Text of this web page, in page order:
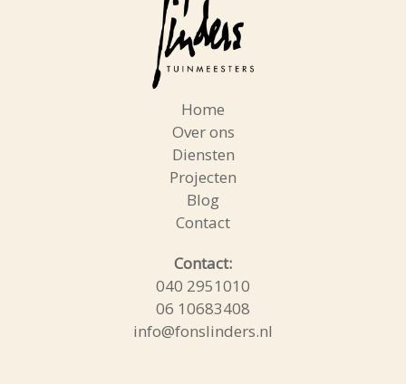
Home
Over ons
Diensten
Projecten
Blog
Contact
Contact:
040 2951010
06 10683408
info@fonslinders.nl